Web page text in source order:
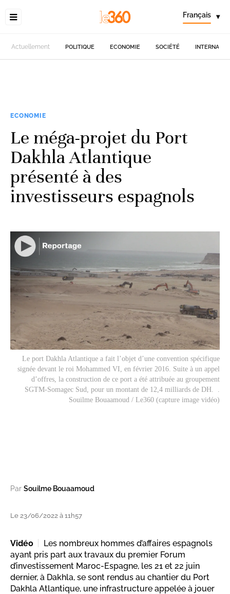
Français ▾
Actuellement POLITIQUE ECONOMIE SOCIÉTÉ
ECONOMIE
Le méga-projet du Port
Dakhla Atlantique
présenté à des
investisseurs espagnols
Le port Dakhla Atlantique a fait l’objet d’une convention spécifique
signée devant le roi Mohammed VI, en février 2016. Suite à un appel
d’offres, la construction de ce port a été attribuée au groupement
SGTM-Somagec Sud, pour un montant de 12,4 milliards de DH. .
Souilme Bouaamoud / Le360 (capture image vidéo)
Par Souilme Bouaamoud
Le 23/06/2022 à 11h57
Vidéo
Les nombreux hommes d’affaires espagnols
ayant pris part aux travaux du premier Forum
d’investissement Maroc-Espagne, les 21 et 22 juin
dernier, à Dakhla, se sont rendus au chantier du Port
Dakhla Atlantique, une infrastructure appelée à jouer